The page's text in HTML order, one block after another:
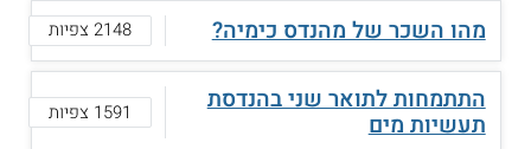
מהו השכר של מהנדס כימיה? 2148 צפיות
התתמחות לתואר שני בהנדסת
תעשיות מים 1591 צפיות